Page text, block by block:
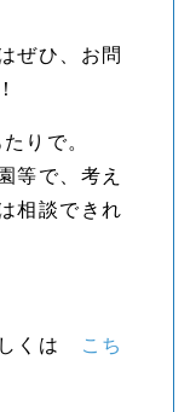
ぜひ、お問
りで。
等で、考え
相談できれ
くは
こち